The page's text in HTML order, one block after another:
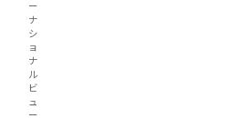
ー
ナ
シ
ョ
ナ
ル
ビ
ュ
ー